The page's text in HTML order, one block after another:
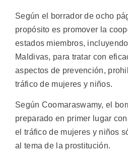
Según el borrador de ocho
propósito es promover la
estados miembros,
Maldivas, para tratar con
aspectos de prevención,
tráfico de mujeres y niños.
Según Coomaraswamy, el
preparado en primer lugar
el tráfico de mujeres y niños
al tema de la prostitución.